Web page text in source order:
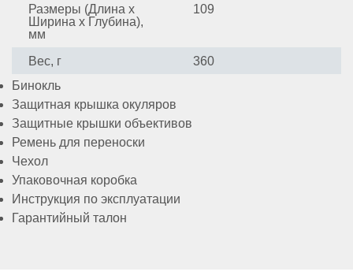
Размеры (Длина x
Ширина x Глубина),
мм
109
Вес, г
360
Бинокль
Защитная крышка окуляров
Защитные крышки объективов
Ремень для переноски
Чехол
Упаковочная коробка
Инструкция по эксплуатации
Гарантийный талон